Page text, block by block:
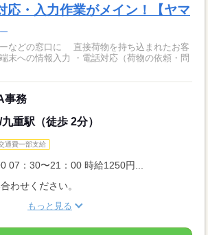
応・入力作業がメイン！【ヤマ
への情報入力 ・電話対応（荷物の依頼・問
事務
重駅（徒歩 2分）
通費一部支給
07：30〜21：00 時給1250円...
わせください。
もっと見る